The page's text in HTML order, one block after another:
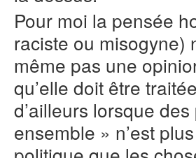
Pour moi la pensée
raciste ou misogyne)
même pas une
qu’elle doit être
d’ailleurs lorsque
ensemble » n’est